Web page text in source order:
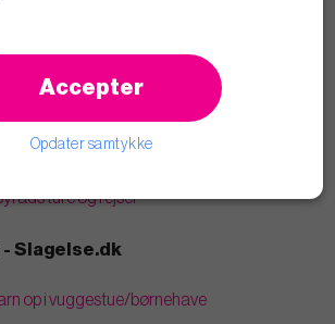
ture og rejser
Slagelse.dk
op i vuggestue/børnehave
Accepter
Opdater samtykke